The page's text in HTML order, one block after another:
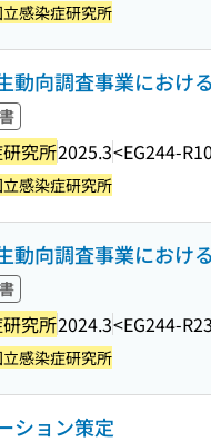
立感染症研究所
動向調査事業におけ
究所2025.3<EG244-
立感染症研究所
動向調査事業におけ
究所2024.3<EG244-
立感染症研究所
ション策定